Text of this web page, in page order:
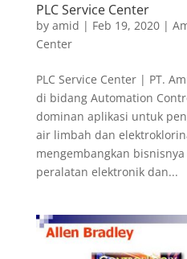
PLC Service Center
by amid | Feb 19, 2020|
Center
PLC Service Center | PT.
di bidang Automation
dominan aplikasi untuk
air limbah dan
mengembangkan
peralatan elektronik dan...